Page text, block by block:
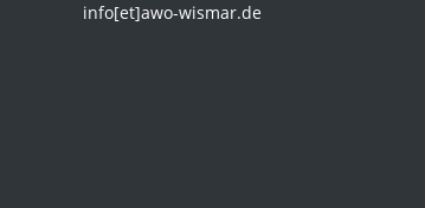
info[et]awo-wismar.de